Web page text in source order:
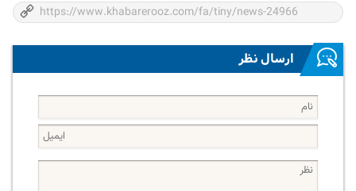
ارسال نظر